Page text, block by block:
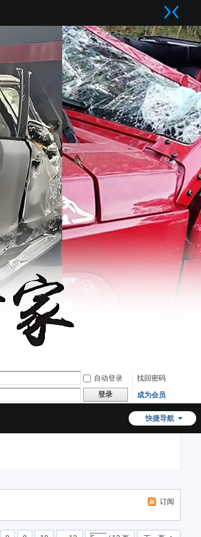
自动登录
找回密码
登录 成为会员
快捷导航
订阅